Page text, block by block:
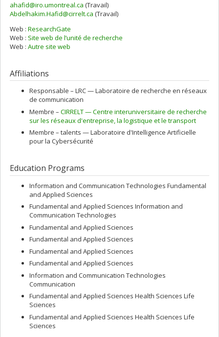
Courriels
ahafid@iro.umontreal.ca (Travail)
Abdelhakim.Hafid@cirrelt.ca (Travail)
Web : ResearchGate
Web : Site web de l’unité de recherche
Web : Autre site web
Affiliations
Responsable – LRC — Laboratoire de recherche en réseaux
de communication
Membre – CIRRELT — Centre interuniversitaire de recherche
sur les réseaux d'entreprise, la logistique et le transport
Membre – talents — Laboratoire d'Intelligence Artificielle
pour la Cybersécurité
Education Programs
Information and Communication Technologies Fundamental
and Applied Sciences
Fundamental and Applied Sciences Information and
Communication Technologies
Fundamental and Applied Sciences
Fundamental and Applied Sciences
Fundamental and Applied Sciences
Fundamental and Applied Sciences
Information and Communication Technologies
Communication
Fundamental and Applied Sciences Health Sciences Life
Sciences
Fundamental and Applied Sciences Health Sciences Life
Sciences